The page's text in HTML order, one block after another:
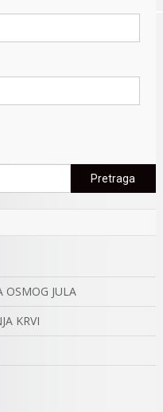
Pretraga:
OSMOG JULA
KRVI